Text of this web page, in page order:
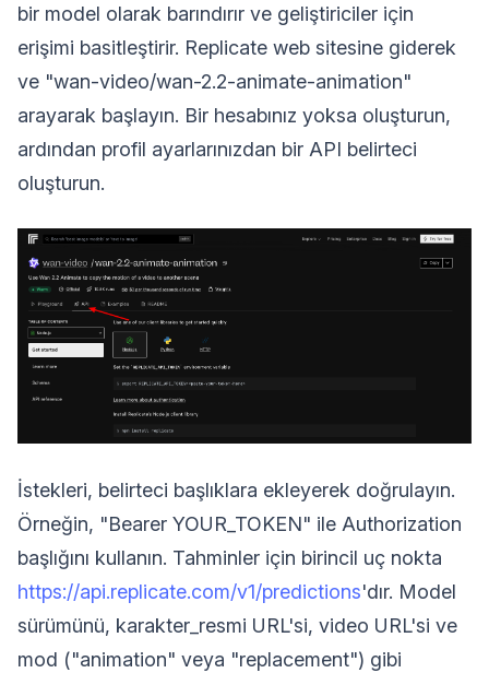
bir model olarak barındırır ve geliştiriciler için
erişimi basitleştirir. Replicate web sitesine giderek
ve "wan-video/wan-2.2-animate-animation"
arayarak başlayın. Bir hesabınız yoksa oluşturun,
ardından profil ayarlarınızdan bir API belirteci
oluşturun.
İstekleri, belirteci başlıklara ekleyerek doğrulayın.
Örneğin, "Bearer YOUR_TOKEN" ile Authorization
başlığını kullanın. Tahminler için birincil uç nokta
https://api.replicate.com/v1/predictions'dır. Model
sürümünü, karakter_resmi URL'si, video URL'si ve
mod ("animation" veya "replacement") gibi